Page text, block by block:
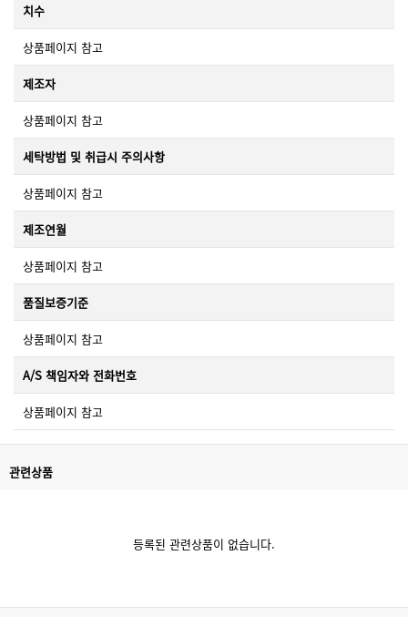
치수
상품페이지 참고
제조자
상품페이지 참고
세탁방법 및 취급시 주의사항
상품페이지 참고
제조연월
상품페이지 참고
품질보증기준
상품페이지 참고
A/S 책임자와 전화번호
상품페이지 참고
관련상품
등록된 관련상품이 없습니다.